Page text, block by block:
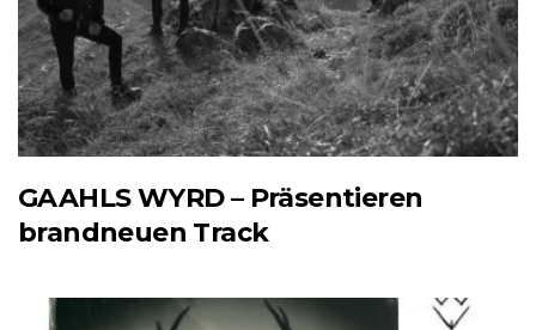
GAAHLS WYRD – Präsentieren
brandneuen Track